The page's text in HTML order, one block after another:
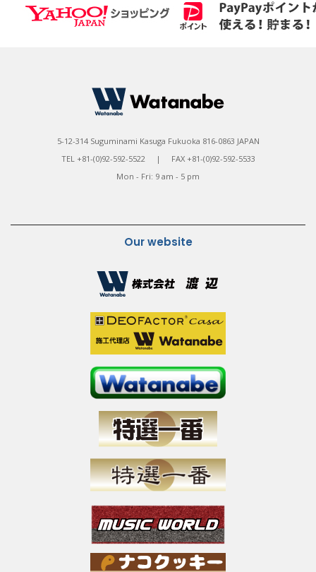
5-12-314 Suguminami Kasuga Fukuoka 816-0863 JAPAN
TEL +81-(0)92-592-5522 | FAX +81-(0)92-592-5533
Mon - Fri: 9 am - 5 pm
Our website